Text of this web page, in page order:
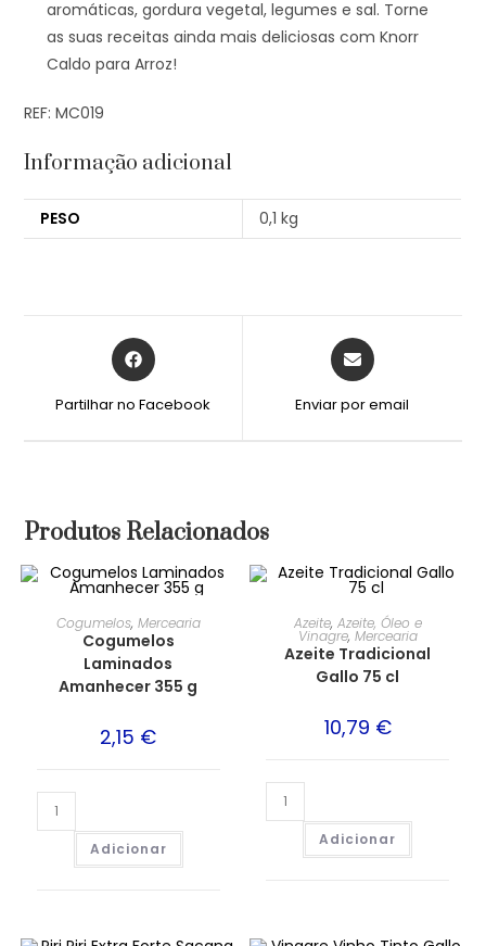
aromáticas, gordura vegetal, legumes e sal. Torne
as suas receitas ainda mais deliciosas com Knorr
Caldo para Arroz!
REF: MC019
Informação adicional
PESO 0,1 kg
Partilhar no Facebook Enviar por email
Produtos Relacionados
Cogumelos, Mercearia
Cogumelos
Laminados
Amanhecer 355 g
2,15 €
Adicionar
Azeite, Azeite, Óleo e
Vinagre, Mercearia
Azeite Tradicional
Gallo 75 cl
10,79 €
Adicionar